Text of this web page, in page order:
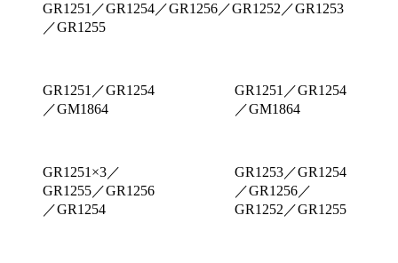
GR1251／GR1254／GR1256／GR1252／GR1253
／GR1255
GR1251／GR1254
／GM1864
GR1251／GR1254
／GM1864
GR1251×3／
GR1255／GR1256
／GR1254
GR1253／GR1254
／GR1256／
GR1252／GR1255